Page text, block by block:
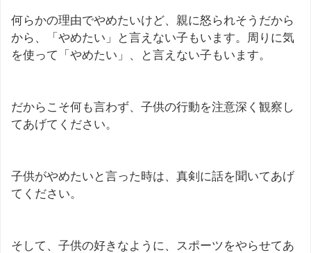
何らかの理由でやめたいけど、親に怒られそうだから
から、「やめたい」と言えない子もいます。周りに気
を使って「やめたい」、と言えない子もいます。
だからこそ何も言わず、子供の行動を注意深く観察し
てあげてください。
子供がやめたいと言った時は、真剣に話を聞いてあげ
てください。
そして、子供の好きなように、スポーツをやらせてあ